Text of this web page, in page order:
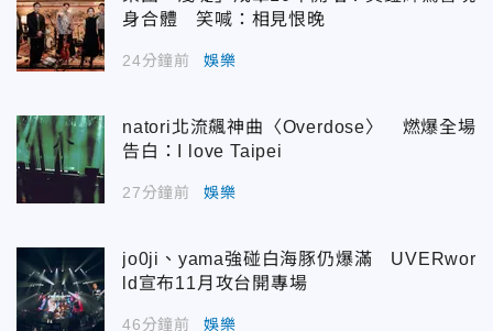
身合體 笑喊：相見恨晚
24分鐘前 娛樂
natori北流飆神曲〈Overdose〉 燃爆全場
告白：I love Taipei
27分鐘前 娛樂
jo0ji、yama強碰白海豚仍爆滿 UVERwor
ld宣布11月攻台開專場
46分鐘前 娛樂